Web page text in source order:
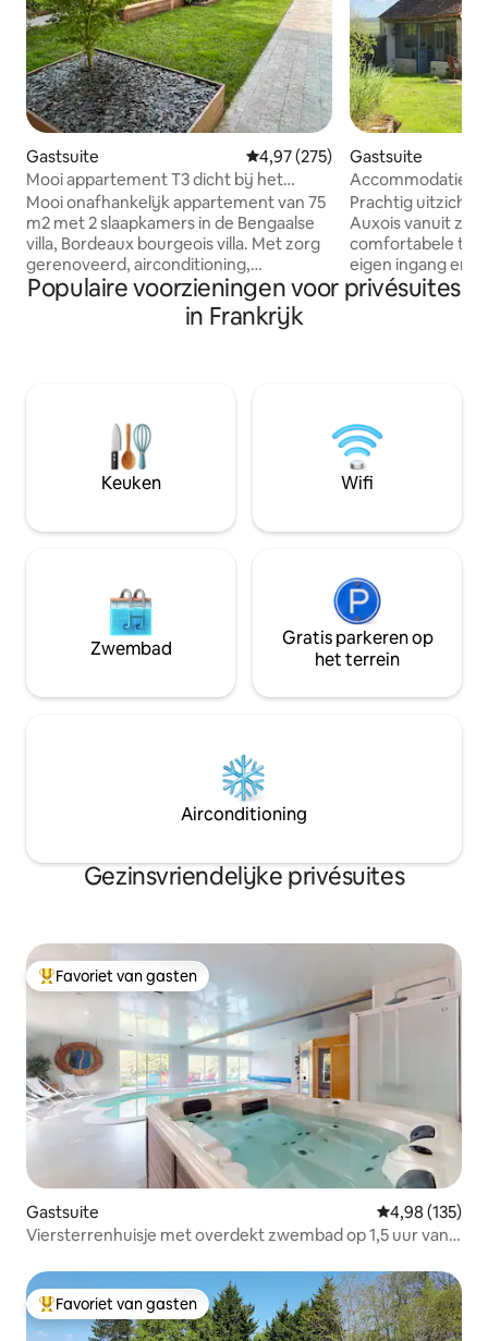
Gastsuite Gemiddelde beoordeling van
4,97 (275)
Mooi appartement T3 dicht bij het
centrum, garage, tuin, airconditioning
Mooi onafhankelijk appartement van 75
m2 met 2 slaapkamers in de Bengaalse
villa, Bordeaux bourgeois villa. Met zorg
gerenoveerd, airconditioning,
comfortabele voorzieningen (tv en
Netflix), tuin en buitenterraslounge.
Ideaal gelegen op 10 minuten van het
Gemakkelijke toegang tot wegen om uit
Bordeaux te komen en het gebied met
de auto te verkennen. Grote eigen
beveiligde overdekte garage van 40 m2
Gastsuite
Accommodatie
ontbijtmand
Prachtig uitzicht
Auxois vanuit
comfortabele
eigen ingang en
slaperig gehucht.
uitzicht; off-road
eigenaren, Bill en
naast de deur -
bij de hand om te
Populaire voorzieningen voor privésuites
in Frankrijk
Keuken Wifi
Zwembad
Gratis parkeren op
het terrein
Airconditioning
Gezinsvriendelijke privésuites
Topfavoriet van gasten
Favoriet van gasten
Gastsuite Gemiddelde
4,98 (135)
Viersterrenhuisje met overdekt zwembad op 1,5 uur van
Topfavoriet van gasten
Favoriet van gasten